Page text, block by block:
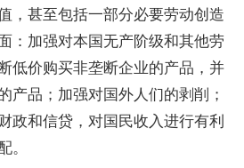
，甚至包括一部分必要劳动创造
：加强对本国无产阶级和其他劳
低价购买非垄断企业的产品，并
产品；加强对国外人们的剥削；
政和信贷，对国民收入进行有利